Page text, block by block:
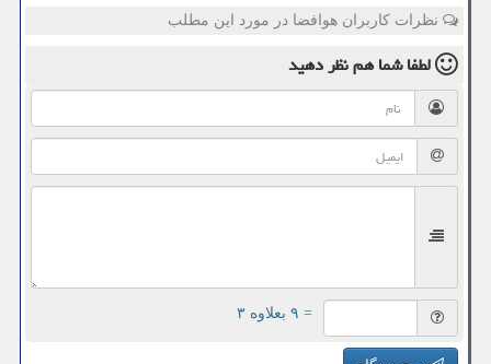
نظرات کاربران هوافضا در مورد این مطلب
لطفا شما همنظر دهید
= ۹ بعلاوه ۳